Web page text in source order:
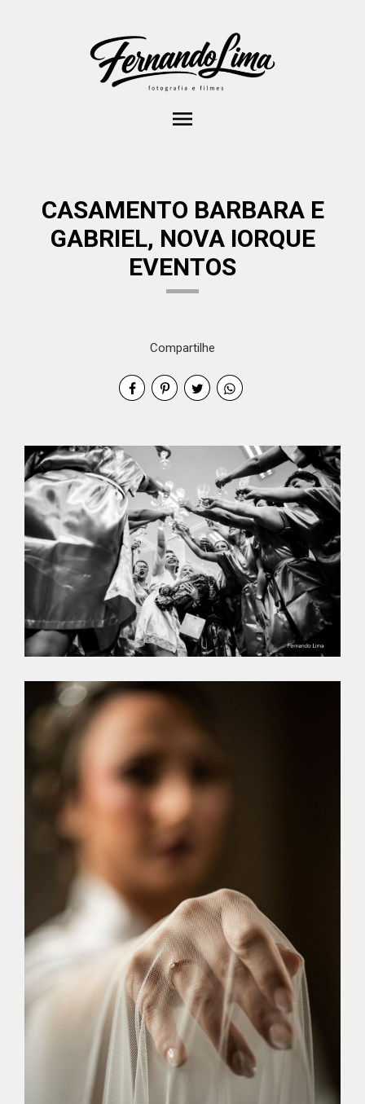
menu
CASAMENTO BARBARA E
GABRIEL, NOVA IORQUE
EVENTOS
Compartilhe